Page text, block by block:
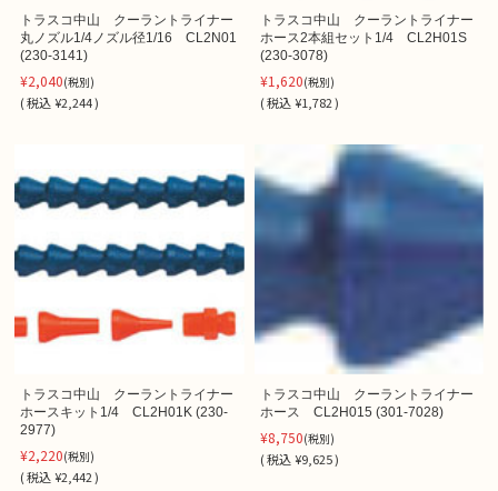
トラスコ中山 クーラントライナー
丸ノズル1/4ノズル径1/16 CL2N01
(230-3141)
¥2,040(税別)
(税込¥2,244 )
トラスコ中山 クーラントライナー
ホース2本組セット1/4 CL2H01S
(230-3078)
¥1,620(税別)
(税込 ¥1,782 )
トラスコ中山 クーラントライナー
ホースキット1/4 CL2H01K (230-
2977)
¥2,220(税別)
(税込¥2,442 )
トラスコ中山 クーラントライナー
ホース CL2H015 (301-7028)
¥8,750(税別)
(税込 ¥9,625 )